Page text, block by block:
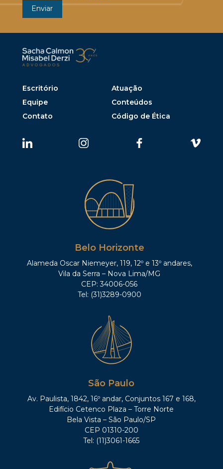
Escritório
Atuação
Equipe
Conteúdos
Contato
Código de Ética
Belo Horizonte
Alameda Oscar Niemeyer, 119, 12º e 13º andares,
Vila da Serra – Nova Lima/MG
CEP: 34006-056
Tel: (31)3289-0900
São Paulo
Av. Paulista, 1842, 16º andar, Conjuntos 167 e 168,
Edifício Cetenco Plaza – Torre Norte
Bela Vista – São Paulo/SP
CEP 01310-200
Tel: (11)3061-1665